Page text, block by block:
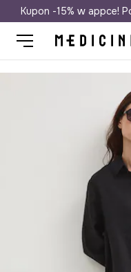
Darmowa
Kupon -15% w appce!